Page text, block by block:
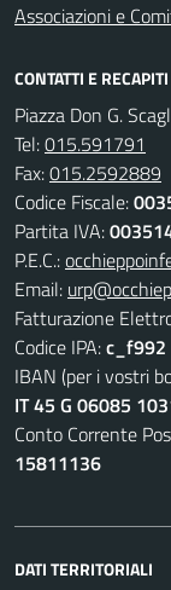
Associazioni e
CONTATTI E RECAPITI
Piazza Don G.
Tel:015.591791
Fax:015.2592889
Codice Fiscale:
Partita IVA:
P.E.C.:
Email:
Fatturazione
Codice IPA:c_f992
IBAN (per i vostri
IT 45 G 06085
Conto Corrente
15811136
DATI TERRITORIALI